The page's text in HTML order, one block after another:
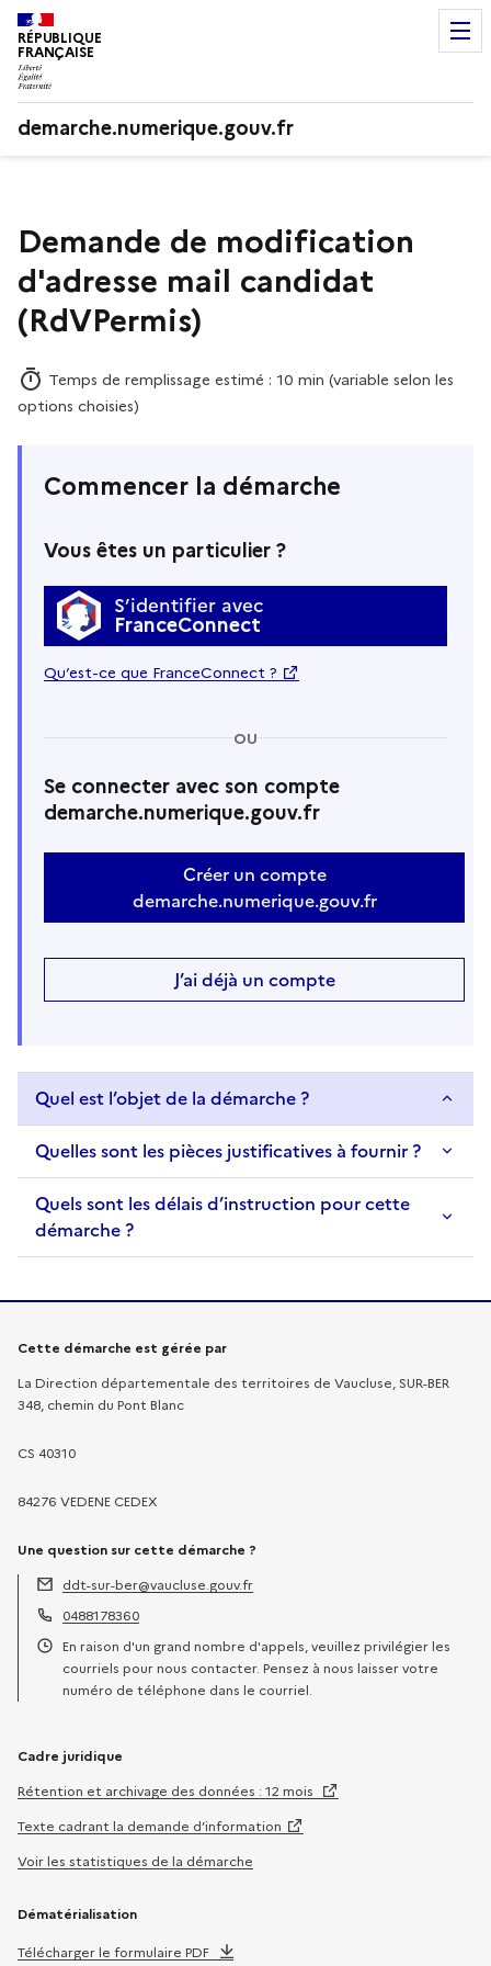
RÉPUBLIQUE
FRANÇAISE
demarche.numerique.gouv.fr
Demande de modification
d'adresse mail candidat
(RdVPermis)
Temps de remplissage estimé : 10 min (variable selon les
options choisies)
Commencer la démarche
Vous êtes un particulier ?
S’identifier avec
FranceConnect
Qu’est-ce que FranceConnect ?
OU
Se connecter avec son compte
demarche.numerique.gouv.fr
Créer un compte
demarche.numerique.gouv.fr
J’ai déjà un compte
Quel est l’objet de la démarche ?
Quelles sont les pièces justificatives à fournir ?
Quels sont les délais d’instruction pour cette
démarche ?
Informations sur la démarche
Cette démarche est gérée par
La Direction départementale des territoires de Vaucluse, SUR-BER
348, chemin du Pont Blanc
CS 40310
84276 VEDENE CEDEX
Une question sur cette démarche ?
Adresse électronique :
ddt-sur-ber@vaucluse.gouv.fr
Téléphone :
0488178360
Horaires :
En raison d'un grand nombre d'appels, veuillez privilégier les
courriels pour nous contacter. Pensez à nous laisser votre
numéro de téléphone dans le courriel.
Cadre juridique
Rétention et archivage des données : 12 mois
Texte cadrant la demande d’information
Voir les statistiques de la démarche
Dématérialisation
Télécharger le formulaire PDF